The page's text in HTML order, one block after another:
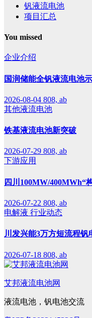
钒液流电池
项目汇总
You missed
企业介绍
国润储能全钒液流电池
2026-08-04 808, ab
其他液流电池
铁基液流电池新突破
2026-07-29 808, ab
下游应用
四川100MW/400MWh“
2026-07-22 808, ab
电解液 行业动态
川发兴能3万方短流程钒
2026-07-18 808, ab
艾邦液流电池网
液流电池，钒电池交流